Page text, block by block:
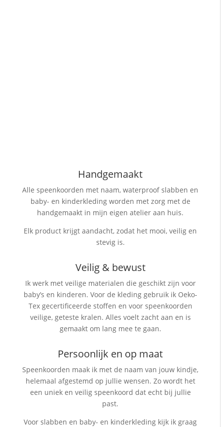
Handgemaakt
Alle speenkoorden met naam, waterproof slabbenen
baby- en kinderkleding worden met zorg met de
handgemaakt in mijn eigen atelier aan huis.
Elk product krijgt aandacht, zodat het mooi, veilig en
stevig is.
Veilig & bewust
Ik werk met veilige materialen die geschikt zijn voor
baby’s en kinderen. Voor de kleding gebruik ik Oeko-
Tex gecertificeerde stoffen en voor speenkoorden
veilige, geteste kralen. Alles voelt zacht aan en is
gemaakt om lang mee te gaan.
Persoonlijk en op maat
Speenkoorden maak ik met de naam van jouw kindje,
helemaal afgestemd op jullie wensen. Zo wordt het
een uniek en veilig speenkoord dat echt bij jullie
past.
Voor slabben en baby- en kinderkleding kijk ik graag